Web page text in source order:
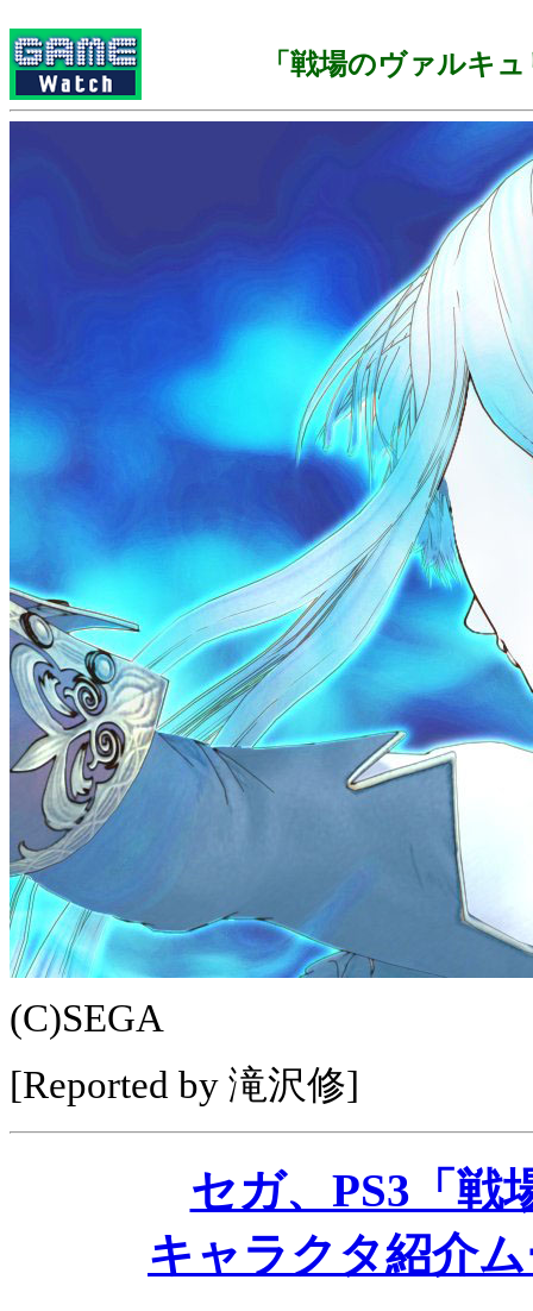
「戦場のヴァルキ
(C)SEGA
[Reported by 滝沢修]
セガ、PS3「戦
キャラクタ紹介